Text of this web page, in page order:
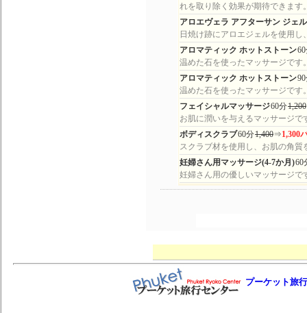
れを取り除く効果が期待できます
アロエヴェラ アフターサン ジェ
日焼け跡にアロエジェルを使用
アロマティック ホットストーン
温めた石を使ったマッサージです
アロマティック ホットストーン
温めた石を使ったマッサージです
フェイシャルマッサージ60分1,200
お肌に潤いを与えるマッサージで
ボディスクラブ60分1,400⇒1,300
スクラブ材を使用し、お肌の角
妊婦さん用マッサージ(4-7か月)60
妊婦さん用の優しいマッサージで
プーケット旅